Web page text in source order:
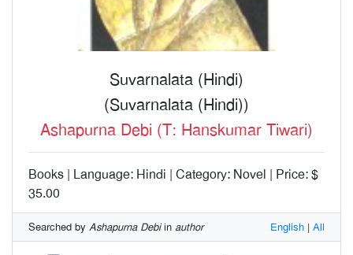
Suvarnalata (Hindi)
(Suvarnalata (Hindi))
Ashapurna Debi (T: Hanskumar Tiwari)
Books | Language: Hindi | Category: Novel | Price: $
35.00
Searched by Ashapurna Debiin author English | All